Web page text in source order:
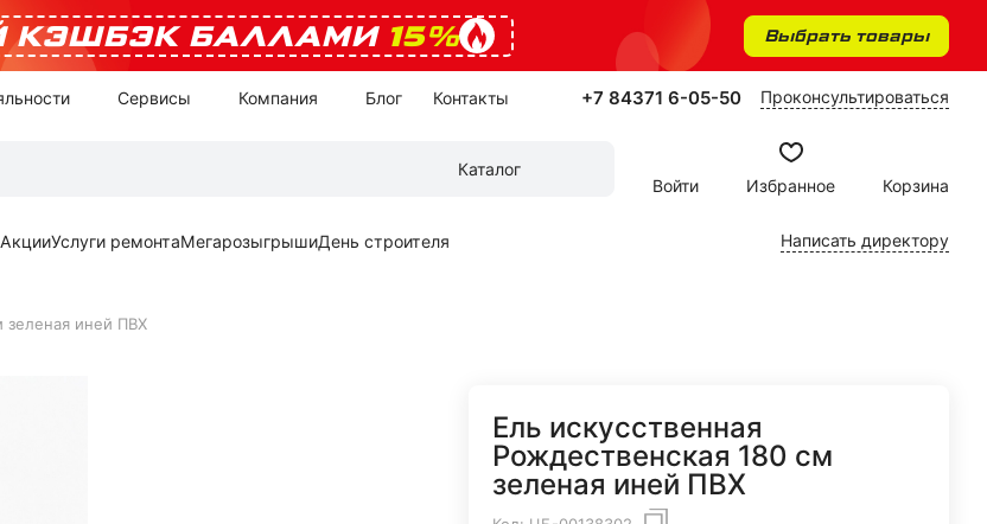
БАЛЛАМИ 15% Выбрать товары
Сервисы Компания Блог Контакты +7 84371 6-05-50 Проконсультироваться
Каталог
Войти
Избранное Корзина
АкцииУслуги ремонтаМегарозыгрышиДень строителя Написать директору
зеленая иней ПВХ
Ель искусственная
Рождественская 180 см
зеленая иней ПВХ